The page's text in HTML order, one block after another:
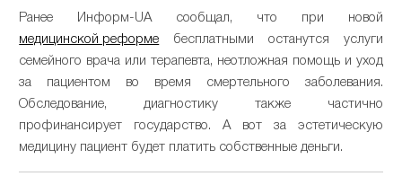
Ранее Информ-UA сообщал, что при новой
медицинской реформе бесплатными останутся услуги
семейного врача или терапевта, неотложная помощь и уход
за пациентом во время смертельного заболевания.
Обследование, диагностику также частично
профинансирует государство. А вот за эстетическую
медицину пациент будет платить собственные деньги.